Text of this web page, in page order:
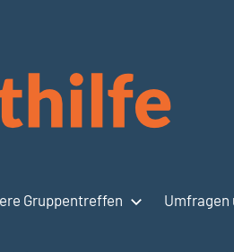
Gruppentreffen Umfragen